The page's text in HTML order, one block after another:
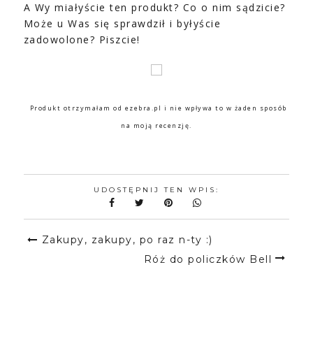
A Wy miałyście ten produkt? Co o nim sądzicie?
Może u Was się sprawdził i byłyście
zadowolone? Piszcie!
Produkt otrzymałam od ezebra.pl i nie wpływa to w żaden sposób
na moją recenzję.
UDOSTĘPNIJ TEN WPIS:
Zakupy, zakupy, po raz n-ty :)
Róż do policzków Bell